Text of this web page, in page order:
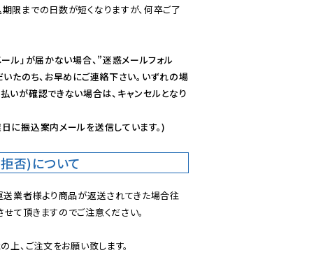
限までの日数が短くなりますが、何卒ご了
ル」が届かない場合、”迷惑メールフォル
たのち、お早めにご連絡下さい。いずれの場
いが確認できない場合は、キャンセルとなり
に振込案内メールを送信しています。)
否)について
業者様より商品が返送されてきた場合往
て頂きますのでご注意ください。